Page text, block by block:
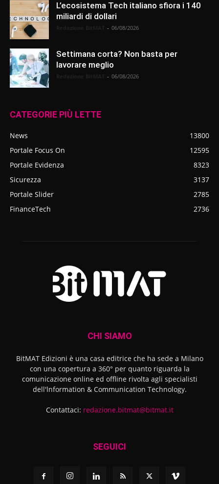
L’ecosistema Tech italiano sfiora i 140
miliardi di dollari
- 06/08/2026
Settimana corta? Non basta per
lavorare meglio
- 06/08/2026
CATEGORIE PIÙ LETTE
News
13800
Portale Focus On
12595
Portale Evidenza
8323
Sicurezza
3137
Portale Slider
2785
FinanceTech
2736
CHI SIAMO
BitMAT Edizioni è una casa editrice che ha sede a Milano
con una copertura a 360° per quanto riguarda la
comunicazione online ed offline rivolta agli specialisti
dell'lnformation & Communication Technology.
Contattaci: redazione.bitmat@bitmat.it
SEGUICI